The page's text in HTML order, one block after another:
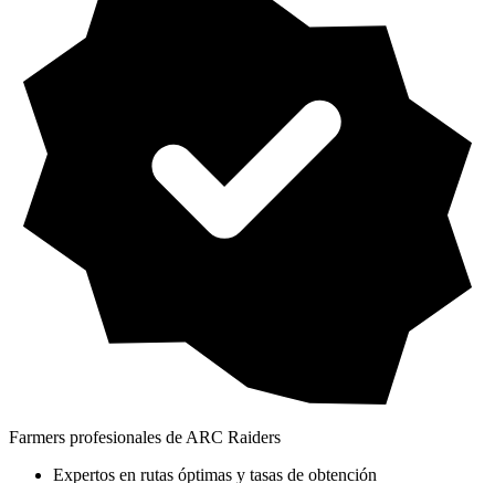
Farmers profesionales de ARC Raiders
Expertos en rutas óptimas y tasas de obtención